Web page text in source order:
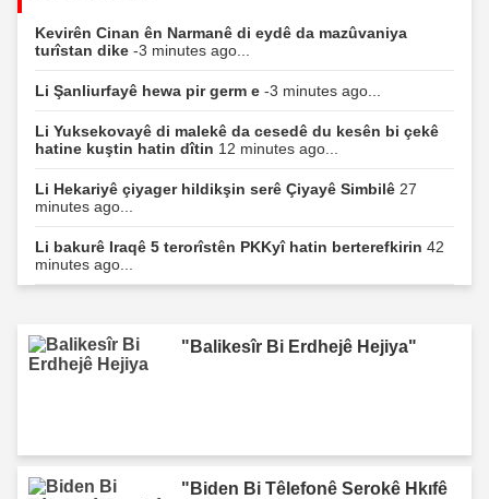
Kevirên Cinan ên Narmanê di eydê da mazûvaniya
turîstan dike -3 minutes ago...
Li Şanliurfayê hewa pir germ e -3 minutes ago...
Li Yuksekovayê di malekê da cesedê du kesên bi çekê
hatine kuştin hatin dîtin 12 minutes ago...
Li Hekariyê çiyager hildikşin serê Çiyayê Simbilê 27
minutes ago...
Li bakurê Iraqê 5 terorîstên PKKyî hatin berterefkirin 42
minutes ago...
"Balikesîr Bi Erdhejê Hejiya"
"Biden Bi Têlefonê Serokê Hkıfê